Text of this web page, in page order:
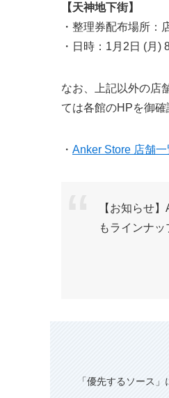
【天神地下街】
・整理券配布場所：
・日時：1月2日 (月)
なお、上記以外の店
ては各館のHPを御確
・ Anker Store 店舗一
【お知らせ
もラインナ
「優先するソース